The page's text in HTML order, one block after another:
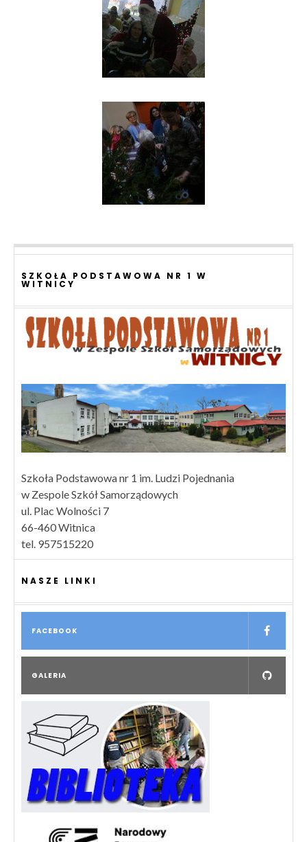
SZKOŁA PODSTAWOWA NR 1 W
WITNICY
Szkoła Podstawowa nr 1 im. Ludzi Pojednania
w Zespole Szkół Samorządowych
ul. Plac Wolności 7
66-460 Witnica
tel. 957515220
NASZE LINKI
FACEBOOK
GALERIA